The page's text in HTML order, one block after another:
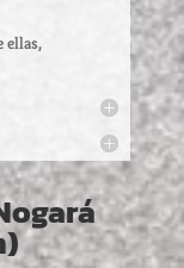
ellas,